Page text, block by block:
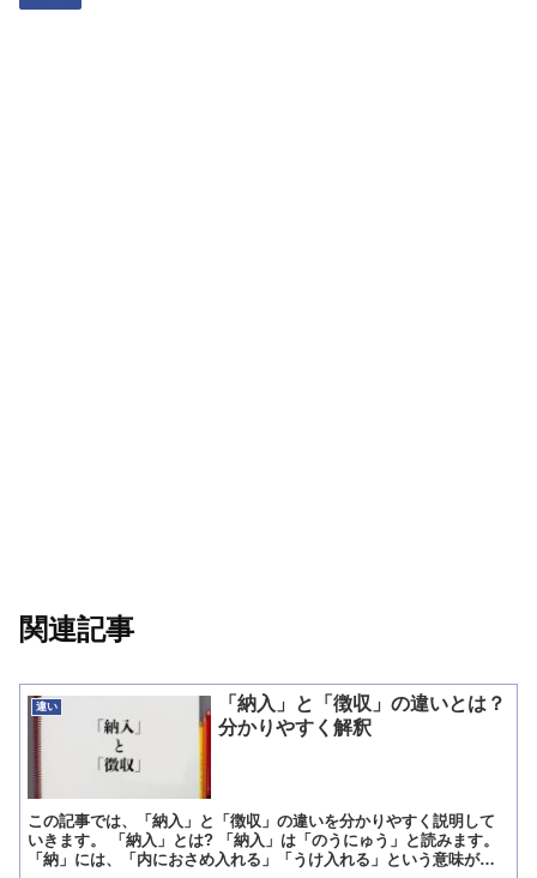
関連記事
違い
「納入」と「徴収」の違いとは？
分かりやすく解釈
この記事では、「納入」と「徴収」の違いを分かりやすく説明して
いきます。 「納入」とは? 「納入」は「のうにゅう」と読みます。
「納」には、「内におさめ入れる」「うけ入れる」という意味があ